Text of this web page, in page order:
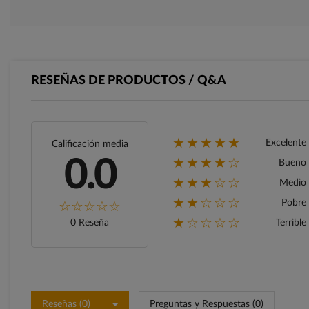
RESEÑAS DE PRODUCTOS / Q&A
Calificación media
0.0
0 Reseña
★★★★★ Excelente
★★★★☆ Bueno
★★★☆☆ Medio
★★☆☆☆ Pobre
★☆☆☆☆ Terrible
Reseñas (0) Preguntas y Respuestas (0)